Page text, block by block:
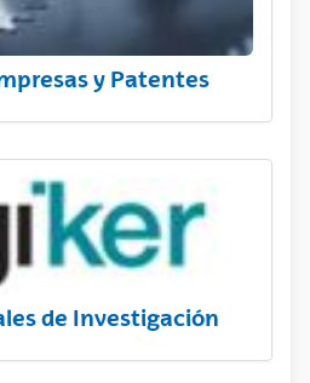
y Patentes
de Investigación